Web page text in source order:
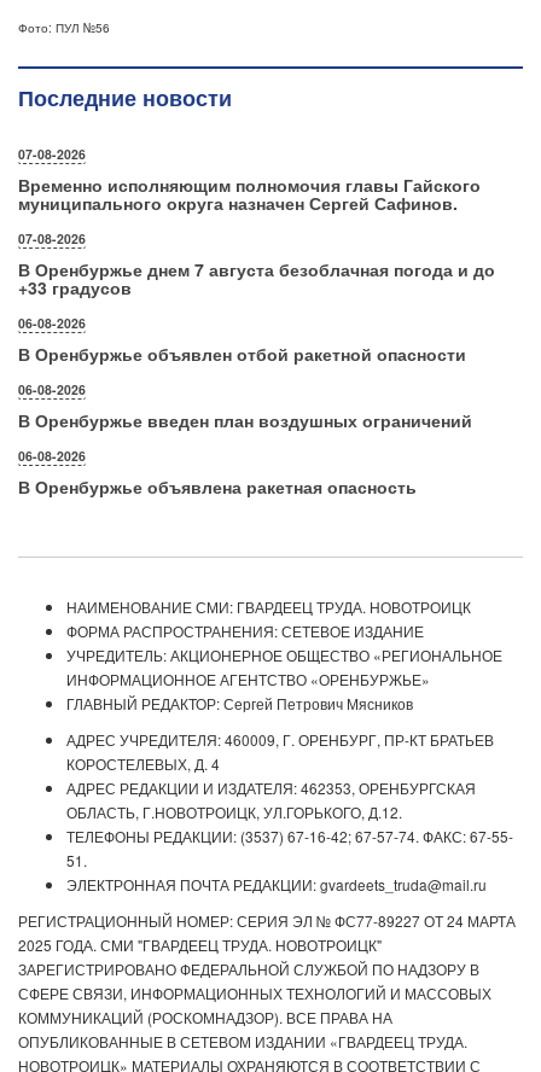
Фото: ПУЛ №56
Последние новости
07-08-2026
Временно исполняющим полномочия главы Гайского
муниципального округа назначен Сергей Сафинов.
07-08-2026
В Оренбуржье днем 7 августа безоблачная погода и до
+33 градусов
06-08-2026
В Оренбуржье объявлен отбой ракетной опасности
06-08-2026
В Оренбуржье введен план воздушных ограничений
06-08-2026
В Оренбуржье объявлена ракетная опасность
НАИМЕНОВАНИЕ СМИ: ГВАРДЕЕЦ ТРУДА. НОВОТРОИЦК
ФОРМА РАСПРОСТРАНЕНИЯ: СЕТЕВОЕ ИЗДАНИЕ
УЧРЕДИТЕЛЬ: АКЦИОНЕРНОЕ ОБЩЕСТВО «РЕГИОНАЛЬНОЕ
ИНФОРМАЦИОННОЕ АГЕНТСТВО «ОРЕНБУРЖЬЕ»
ГЛАВНЫЙ РЕДАКТОР: Сергей Петрович Мясников
АДРЕС УЧРЕДИТЕЛЯ: 460009, Г. ОРЕНБУРГ, ПР-КТ БРАТЬЕВ
КОРОСТЕЛЕВЫХ, Д. 4
АДРЕС РЕДАКЦИИ И ИЗДАТЕЛЯ: 462353, ОРЕНБУРГСКАЯ
ОБЛАСТЬ, Г.НОВОТРОИЦК, УЛ.ГОРЬКОГО, Д.12.
ТЕЛЕФОНЫ РЕДАКЦИИ: (3537) 67-16-42; 67-57-74. ФАКС: 67-55-
51.
ЭЛЕКТРОННАЯ ПОЧТА РЕДАКЦИИ: gvardeets_truda@mail.ru
РЕГИСТРАЦИОННЫЙ НОМЕР: СЕРИЯ ЭЛ № ФС77-89227 ОТ 24 МАРТА
2025 ГОДА. СМИ "ГВАРДЕЕЦ ТРУДА. НОВОТРОИЦК"
ЗАРЕГИСТРИРОВАНО ФЕДЕРАЛЬНОЙ СЛУЖБОЙ ПО НАДЗОРУ В
СФЕРЕ СВЯЗИ, ИНФОРМАЦИОННЫХ ТЕХНОЛОГИЙ И МАССОВЫХ
КОММУНИКАЦИЙ (РОСКОМНАДЗОР). ВСЕ ПРАВА НА
ОПУБЛИКОВАННЫЕ В СЕТЕВОМ ИЗДАНИИ «ГВАРДЕЕЦ ТРУДА.
НОВОТРОИЦК» МАТЕРИАЛЫ ОХРАНЯЮТСЯ В СООТВЕТСТВИИ С